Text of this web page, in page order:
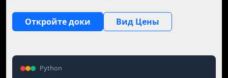
Откройте доки Вид Цены
Python